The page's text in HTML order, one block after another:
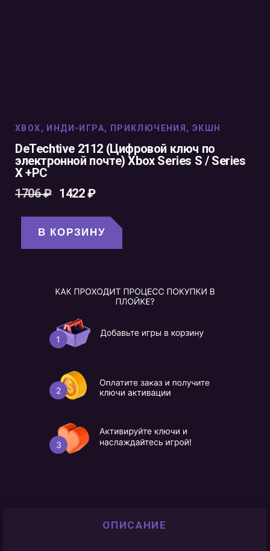
XBOX, ИНДИ-ИГРА, ПРИКЛЮЧЕНИЯ ,ЭКШН
DeTechtive 2112 (Цифровой ключ по
электронной почте) Xbox Series S / Series
X +PC
1706₽ 1422₽
В КОРЗИНУ
ОПИСАНИЕ